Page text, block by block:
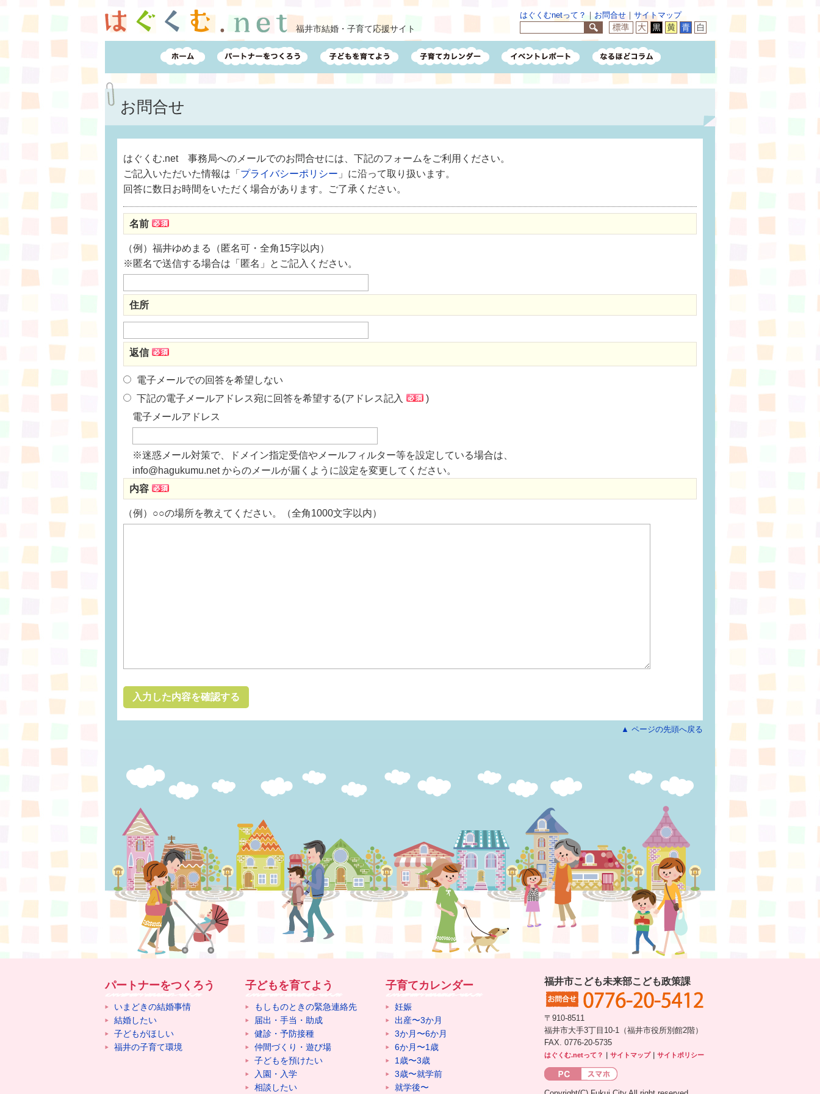
福井市結婚・子育て応援サイト
はぐくむnetって？ ｜ お問合せ ｜ サイトマップ
お問合せ
はぐくむ.net 事務局へのメールでのお問合せには、下記のフォームをご利用ください。
ご記入いただいた情報は「 プライバシーポリシー 」に沿って取り扱います。
回答に数日お時間をいただく場合があります。ご了承ください。
名前
（例）福井ゆめまる（匿名可・全角15字以内）
※匿名で送信する場合は「匿名」とご記入ください。
住所
返信
電子メールでの回答を希望しない
下記の電子メールアドレス宛に回答を希望する(アドレス記入
)
電子メールアドレス
※迷惑メール対策で、ドメイン指定受信やメールフィルター等を設定している場合は、
info@hagukumu.net からのメールが届くように設定を変更してください。
内容
（例）○○の場所を教えてください。（全角1000文字以内）
▲ ページの先頭へ戻る
パートナーをつくろう
いまどきの結婚事情
結婚したい
子どもがほしい
福井の子育て環境
子どもを育てよう
もしものときの緊急連絡先
届出・手当・助成
健診・予防接種
仲間づくり・遊び場
子どもを預けたい
入園・入学
相談したい
子育てカレンダー
妊娠
出産〜3か月
3か月〜6か月
6か月〜1歳
1歳〜3歳
3歳〜就学前
就学後〜
福井市こども未来部こども政策課
〒910-8511
福井市大手3丁目10-1（福井市役所別館2階）
FAX. 0776-20-5735
はぐくむ.netって？ サイトマップ｜ サイトポリシー